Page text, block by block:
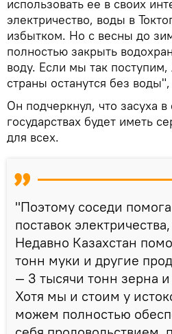
использовать ее в своих
электричество, воды в
избытком. Но с весны до
полностью закрыть
воду. Если мы так
страны останутся без
Он подчеркнул, что засуха в
государствах будет иметь
для всех.
"Поэтому соседи
поставок
Недавно Казахстан
тонн муки и другие
— 3 тысячи тонн зерна и
Хотя мы и стоим у
можем полностью